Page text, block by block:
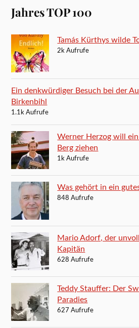
Jahres TOP 100
Tamás Kürthys wilde
2k Aufrufe
Ein denkwürdiger Besuch bei der
Birkenbihl
1.1k Aufrufe
Werner Herzog will
Berg ziehen
1k Aufrufe
Was gehört in ein
848 Aufrufe
Mario Adorf, der
Kapitän
628 Aufrufe
Teddy Stauffer: Der
Paradies
627 Aufrufe